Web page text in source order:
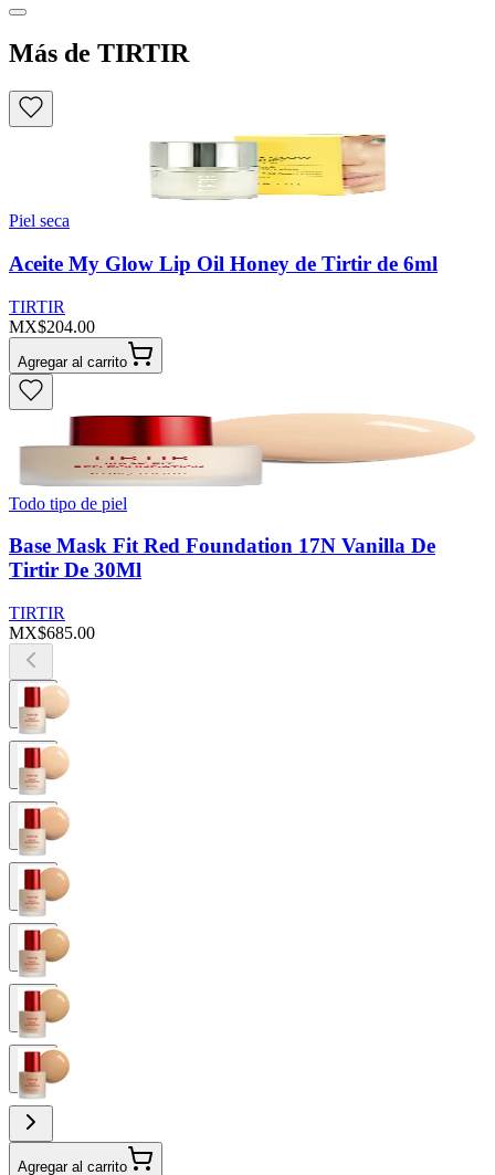
Más de TIRTIR
Piel seca
Aceite My Glow Lip Oil Honey de Tirtir de 6ml
TIRTIR
MX$204.00
Agregar al carrito
Todo tipo de piel
Base Mask Fit Red Foundation 17N Vanilla De
Tirtir De 30Ml
TIRTIR
MX$685.00
Agregar al carrito